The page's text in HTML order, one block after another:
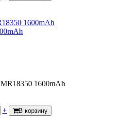
1600mAh
+ В корзину